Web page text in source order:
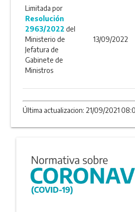
Limitada por
Resolución
2963/2022 del
Ministerio de
Jefatura de
Gabinete de
Ministros
13/09/2022
Última actualizacion: 21/09/2021